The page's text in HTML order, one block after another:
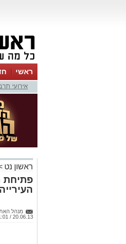
ראשי
אירועי
ראשון נט
פתיחת
העירייה
מנהל
20.06.13 / 01:01